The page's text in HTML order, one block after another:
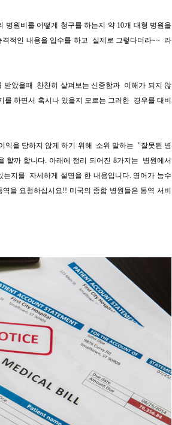
병원비를 어떻게 청구를 하는지 약 10개 대형 병원을
적인 내용을 입수를 하고 실제로 그렇다더라~~ 라
받았을때 찬찬히 살펴보는 신중함과 이해가 되지 않
하면서 혹시나 있을지 모르는 그러한 경우를 대비
익을 당하지 않게 하기 위해 소위 말하는 "잘못된 병
할까 합니다. 아래에 정리 되어진 8가지는 병원에서
지를 자세하게 설명을 한 내용입니다. 영어가 능수
을 요청하십시요!! 미국의 종합 병원들은 통역 서비